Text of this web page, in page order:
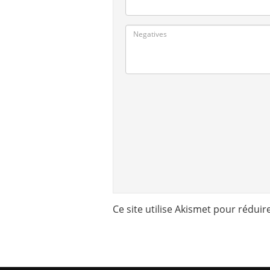
Ce site utilise Akismet pour